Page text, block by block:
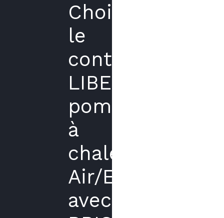
Choisir
le
contrat
LIBERTE
pompe
à
chaleur
Air/Eau
avec